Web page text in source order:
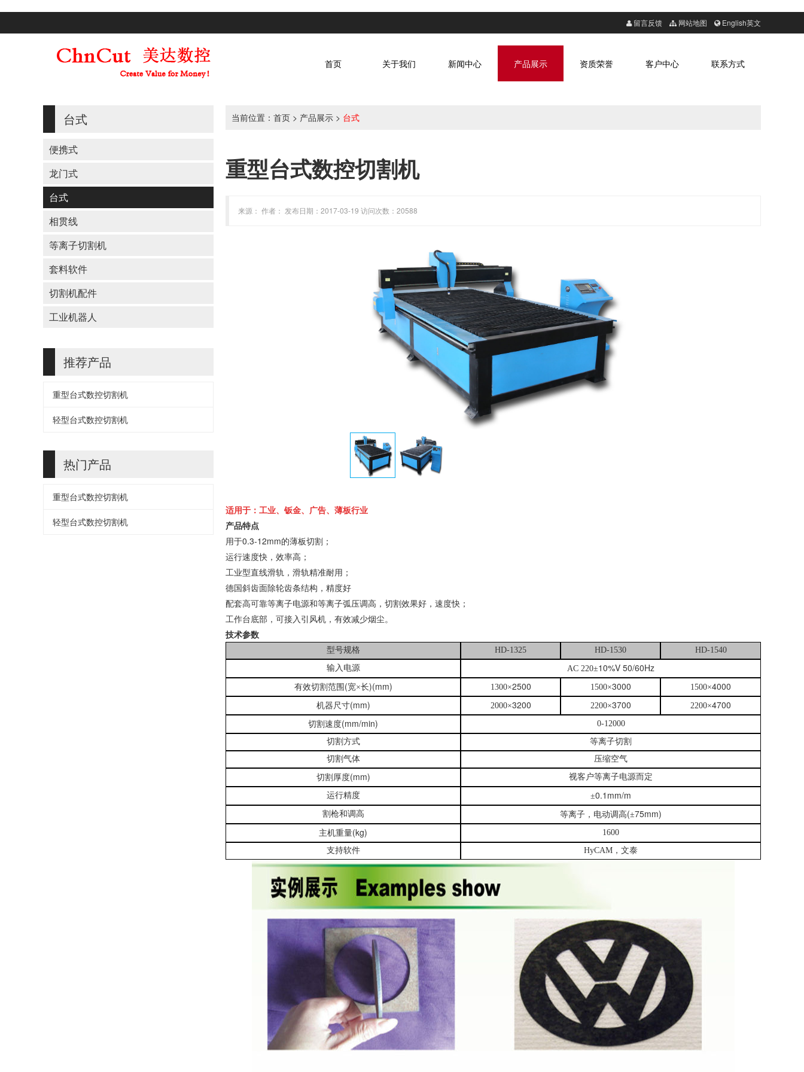
留言反馈 网站地图 English英文
联系方式
客户中心
资质荣誉
产品展示
新闻中心
关于我们
首页
台式
便携式
龙门式
台式
相贯线
等离子切割机
套料软件
切割机配件
工业机器人
推荐产品
重型台式数控切割机
轻型台式数控切割机
热门产品
重型台式数控切割机
轻型台式数控切割机
当前位置： 首页 > 产品展示 > 台式
重型台式数控切割机
来源： 作者： 发布日期：2017-03-19 访问次数：20588
适用于：工业、钣金、广告、薄板行业
产品特点
用于0.3-12mm的薄板切割；
运行速度快，效率高；
工业型直线滑轨，滑轨精准耐用；
德国斜齿面除轮齿条结构，精度好
配套高可靠等离子电源和等离子弧压调高 ，切割效果好，速度快 ；
工作台底部，可接入引风机，有效减少烟尘。
技术参数
型号规格 HD-1325 HD-1530
HD-1540
输入电源
AC 220±10%V 50/60Hz
有效切割范围 (宽×长)(mm) 1300×2500 1500×3000 1500×4000
机器尺寸(mm) 2000×3200 2200×3700 2200×4700
切割速度(mm/min)
0-12000
切割方式
等离子切割
切割气体
压缩空气
切割厚度(mm) 视客户等离子电源而定
运行精度 ±0.1mm/m
割枪和调高 等离子，电动调高(±75mm)
主机重量(kg)
1600
支持软件
HyCAM ，文泰